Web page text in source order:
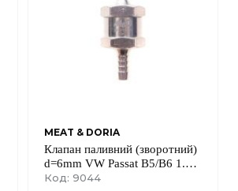
SSANGYONG
ZEEKR
MEAT & DORIA
Клапан паливний (зворотний)
d=6mm VW Passat B5/B6 1.6
96-10
Код: 9044